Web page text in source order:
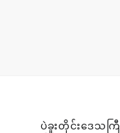
ပဲခူးတိုင်းဒေသကြီ